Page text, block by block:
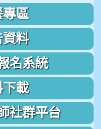
專區
資料
名系統
載
社群平台